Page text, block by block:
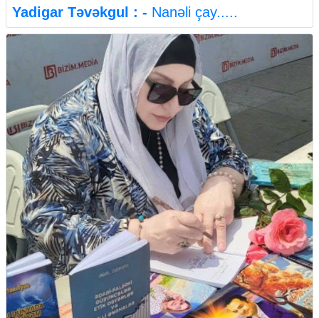
Yadigar Təvəkgul : - Nanəli çay.....